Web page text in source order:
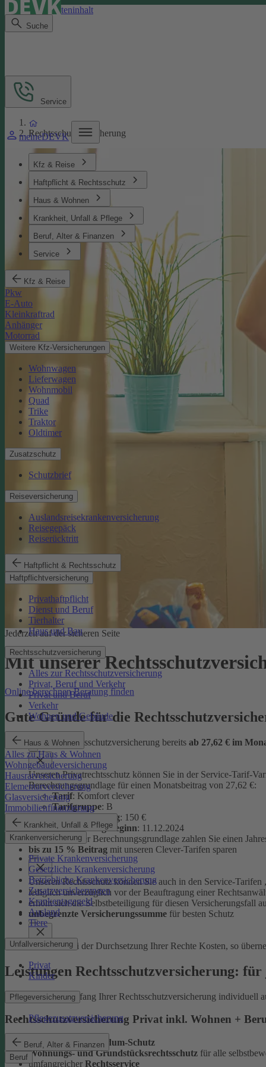
Direkt zum Seiteninhalt
Suche
meineDEVK
Kfz & Reise
Haftpflicht & Rechtsschutz
Haus & Wohnen
Krankheit, Unfall & Pflege
Beruf, Alter & Finanzen
Service
Kfz & Reise
Pkw
E-Auto
Kleinkraftrad
Anhänger
Motorrad
Weitere Kfz-Versicherungen
Wohnwagen
Lieferwagen
Wohnmobil
Quad
Trike
Traktor
Oldtimer
Zusatzschutz
Schutzbrief
Reiseversicherung
Auslandsreisekrankenversicherung
Reisegepäck
Reiserücktritt
Haftpflicht & Rechtsschutz
Haftpflichtversicherung
Privathaftpflicht
Dienst und Beruf
Tierhalter
Haus und Bau
Rechtsschutzversicherung
Alles zur Rechtsschutzversicherung
Privat, Beruf und Verkehr
Privat und Beruf
Verkehr
Wohnen und Gebäude
Haus & Wohnen
Alles zu Haus & Wohnen
Wohngebäudeversicherung
Hausratversicherung
Elementarversicherung
Glasversicherung
Immobilienfinanzierung
Krankheit, Unfall & Pflege
Krankenversicherung
Private Krankenversicherung
Gesetzliche Krankenversicherung
Betriebliche Krankenversicherung
Zusatzversicherungen
Krankentagegeld
Ausland
Tiere
Unfallversicherung
Privat
Kinder
Pflegeversicherung
Pflegezusatzversicherung
Beruf, Alter & Finanzen
Beruf
Service
Rechtsschutzversicherung
Jederzeit auf der sicheren Seite
Mit unserer
Online berechnen Beratung finden
Gute Gründe für die
günstige Rechtsschutzversicherung bereits ab 27,62 € im
Unseren Privatrechtsschutz können Sie in der Service-Tarif-
Berechnungsgrundlage für einen Monatsbeitrag von 27,62 €:
Tarif: Komfort clever
Tarifgruppe: B
Selbstbeteiligung: 150 €
Versicherungsbeginn: 11.12.2024
Auf Basis dieser Berechnungsgrundlage zahlen Sie einen
bis zu 15 % Beitrag mit unseren Clever-Tarifen sparen
Unseren Rechtsschutz können Sie auch in den Service-
lediglich unverzüglich vor der Beauftragung einer
erhöht sich die Selbstbeteiligung für diesen Versicherungsfall
unbegrenzte Versicherungssumme für besten Schutz
Entstehen bei der Durchsetzung Ihrer Rechte Kosten, so
Leistungen Rechtsschutzversicherung:
Sie können den Umfang Ihrer Rechtsschutzversicherung
Rechtsschutzversicherung Privat inkl. Wohnen +
leistungsstarkerRundum-Schutz
Wohnungs- und Grundstücksrechtsschutz für alle
umfangreicher Rechtsservice